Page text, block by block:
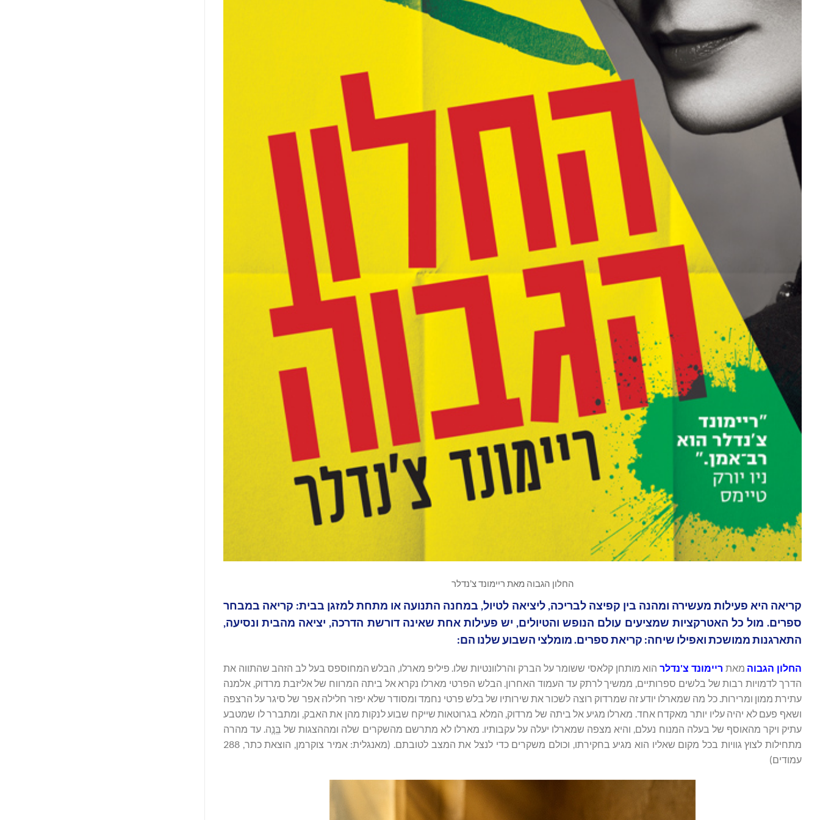
החלון הגבוה מאת ריימונד צ'נדלר
קריאה היא פעילות מעשירה ומהנה בין קפיצה לבריכה, ליציאה לטיול, במחנה התנועה או מתחת למזגן בבית: קריאה במבחר
ספרים. מול כל האטרקציות שמציעים עולם הנופש והטיולים, יש פעילות אחת שאינה דורשת הדרכה, יציאה מהבית ונסיעה,
התארגנות ממושכת ואפילו שיחה: קריאת ספרים. מומלצי השבוע שלנו הם:
החלון הגבוה מאת ריימונד צ'נדלר הוא מותחן קלאסי ששומר על הברק והרלוונטיות שלו. פיליפ מארלו, הבלש המחוספס בעל לב הזהב שהתווה את
הדרך לדמויות רבות של בלשים ספרותיים, ממשיך לרתק עד העמוד האחרון. הבלש הפרטי מארלו נקרא אל ביתה המרווח של אליזבת מרדוק, אלמנה
עתירת ממון ומרירות. כל מה שמארלו יודע זה שמרדוק רוצה לשכור את שירותיו של בלש פרטי נחמד ומסודר שלא יפזר חלילה אפר של סיגר על הרצפה
ושאף פעם לא יהיה עליו יותר מאקדח אחד. מארלו מגיע אל ביתה של מרדוק, המלא בגרוטאות שייקח שבוע לנקות מהן את האבק, ומתברר לו שמטבע
עתיק ויקר מהאוסף של בעלה המנוח נעלם, והיא מצפה שמארלו יעלה על עקבותיו. מארלו לא מתרשם מהשקרים שלה ומההצגות של בְְּנָָה. עד מהרה
מתחילות לצוץ גוויות בכל מקום שאליו הוא מגיע בחקירתו, וכולם משקרים כדי לנצל את המצב לטובתם. (מאנגלית: אמיר צוקרמן, הוצאת כתר, 288
עמודים)